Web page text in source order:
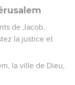
de Jacob,
la justice et
la ville de Dieu,